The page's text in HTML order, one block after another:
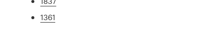
1361